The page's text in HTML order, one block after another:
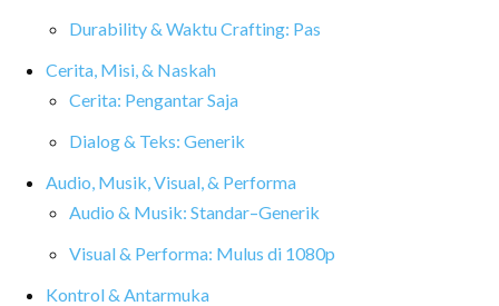
Durability & Waktu Crafting: Pas
Cerita, Misi, & Naskah
Cerita: Pengantar Saja
Dialog & Teks: Generik
Audio, Musik, Visual, & Performa
Audio & Musik: Standar–Generik
Visual & Performa: Mulus di 1080p
Kontrol & Antarmuka